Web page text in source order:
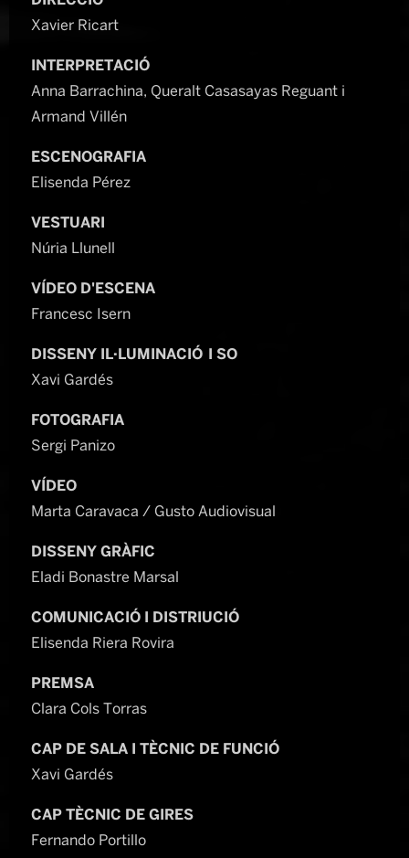
Xavier Ricart
INTERPRETACIÓ
Anna Barrachina, Queralt Casasayas Reguant i
Armand Villén
ESCENOGRAFIA
Elisenda Pérez
VESTUARI
Núria Llunell
VÍDEO D'ESCENA
Francesc Isern
DISSENY IL·LUMINACIÓ I SO
Xavi Gardés
FOTOGRAFIA
Sergi Panizo
VÍDEO
Marta Caravaca / Gusto Audiovisual
DISSENY GRÀFIC
Eladi Bonastre Marsal
COMUNICACIÓ I DISTRIUCIÓ
Elisenda Riera Rovira
PREMSA
Clara Cols Torras
CAP DE SALA I TÈCNIC DE FUNCIÓ
Xavi Gardés
CAP TÈCNIC DE GIRES
Fernando Portillo